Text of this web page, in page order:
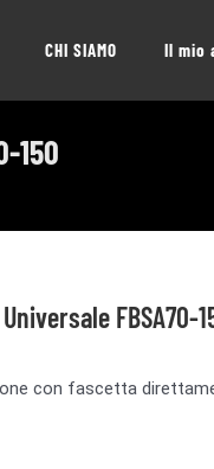
CHI SIAMO Il mio
150
FBSA70-
con fascetta